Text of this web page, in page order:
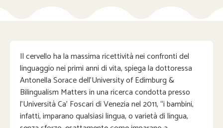
Il cervello ha la massima ricettività nei confronti del
linguaggio nei primi anni di vita, spiega la dottoressa
Antonella Sorace dell’University of Edimburg &
Bilingualism Matters in una ricerca condotta presso
l’Università Ca’ Foscari di Venezia nel 2011, “i bambini,
infatti, imparano qualsiasi lingua, o varietà di lingua,